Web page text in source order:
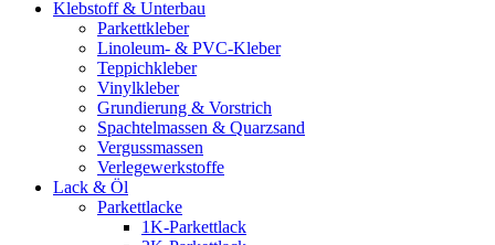
Klebstoff & Unterbau
Parkettkleber
Linoleum- & PVC-Kleber
Teppichkleber
Vinylkleber
Grundierung & Vorstrich
Spachtelmassen & Quarzsand
Vergussmassen
Verlegewerkstoffe
Lack & Öl
Parkettlacke
1K-Parkettlack